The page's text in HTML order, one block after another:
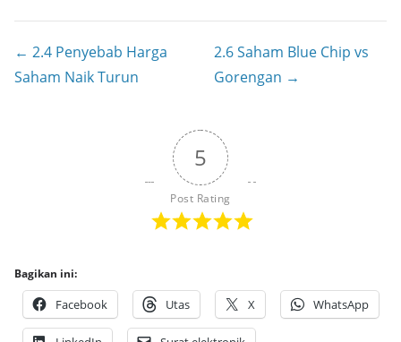
← 2.4 Penyebab Harga
Saham Naik Turun
2.6 Saham Blue Chip vs
Gorengan →
5
Post Rating
Bagikan ini:
Facebook Utas X WhatsApp